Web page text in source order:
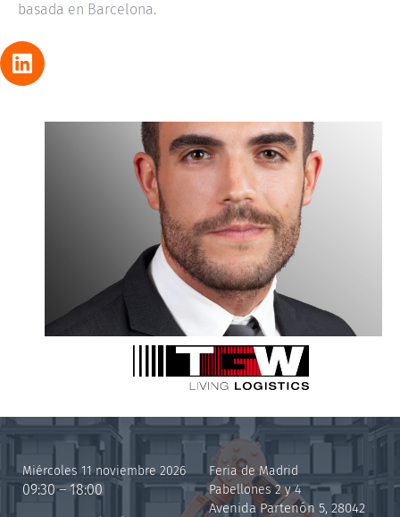
basada en Barcelona.
JUAN LARA
Miércoles 11 noviembre 2026
09:30 – 18:00
Feria de Madrid
Pabellones 2 y 4
Avenida Partenón 5, 28042